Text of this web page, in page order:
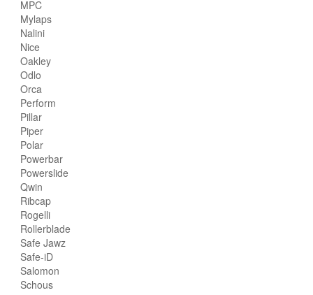
MPC
Mylaps
Nalini
Nice
Oakley
Odlo
Orca
Perform
Pillar
Piper
Polar
Powerbar
Powerslide
Qwin
Ribcap
Rogelli
Rollerblade
Safe Jawz
Safe-iD
Salomon
Schous